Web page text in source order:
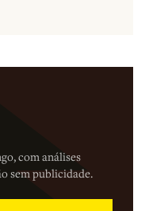
com análises
sem publicidade.